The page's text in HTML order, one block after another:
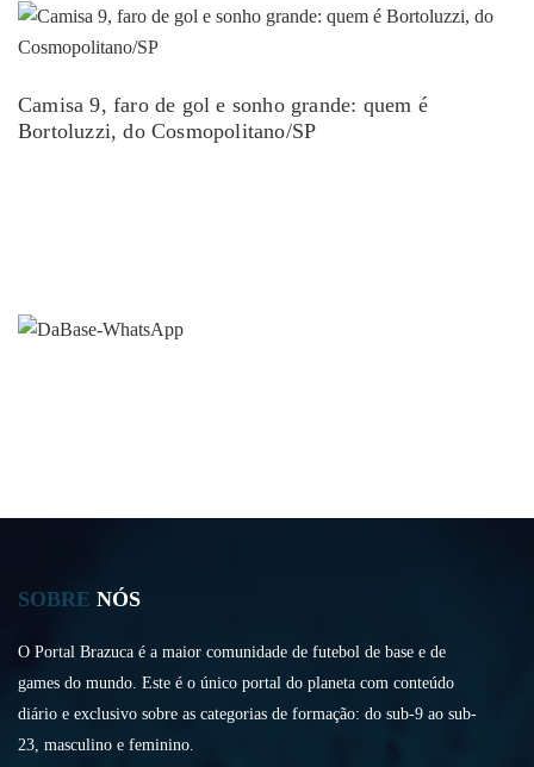
Camisa 9, faro de gol e sonho grande: quem é
Bortoluzzi, do Cosmopolitano/SP
SOBRE NÓS
O Portal Brazuca é a maior comunidade de futebol de base e de
games do mundo. Este é o único portal do planeta com conteúdo
diário e exclusivo sobre as categorias de formação: do sub-9 ao sub-
23, masculino e feminino.